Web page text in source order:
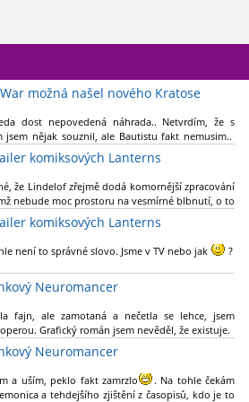
možná našel nového Kratose
dost nepovedená náhrada.. Netvrdím, že s
jsem nějak souznil, ale Bautistu fakt nemusim..
komiksových Lanterns
že Lindelof zřejmě dodá komornější zpracování
nebude moc prostoru na vesmírné blbnutí, o to
nová adaptace odprostit třeba od filmového
Ryanem Reynoldsem.´´ Co je na tom
komiksových Lanterns
není to správné slovo. Jsme v TV nebo jak
?
vypadá skvěle jak po stránce kvantity materiálu,
pro mě velké překvapení a velmi zajímavá volba
s každou novou scénou.
paradoxně tomu škodí to všechno kolem
, ale nezasloužilo by si to zářez jen kvůli tomu.
Neuromancer
fajn, ale zamotaná a nečetla se lehce, jsem
Grafický román jsem nevěděl, že existuje.
Neuromancer
a uším, peklo fakt zamrzlo
. Na tohle čekám
a tehdejšího zjištění z časopisů, kdo je to